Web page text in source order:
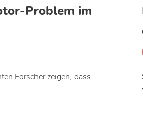
Problem im
Forscher zeigen, dass